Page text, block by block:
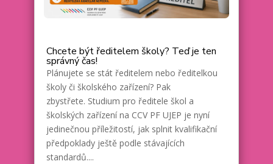
Chcete být ředitelem školy? Teď je ten
správný čas!
Plánujete se stát ředitelem nebo ředitelkou
školy či školského zařízení? Pak
zbystřete. Studium pro ředitele škol a
školských zařízení na CCV PF UJEP je nyní
jedinečnou příležitostí, jak splnit kvalifikační
předpoklady ještě podle stávajících
standardů....